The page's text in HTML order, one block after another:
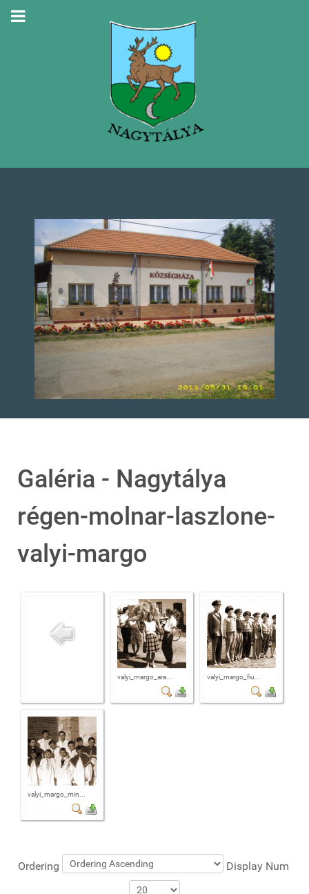
Galéria - Nagytálya
régen-molnar-laszlone-
valyi-margo
valyi_margo_ara... valyi_margo_fiu...
valyi_margo_min...
Ordering Display Num